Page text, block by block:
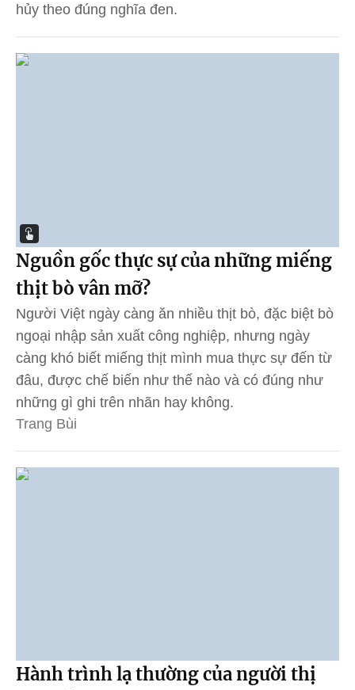
hủy theo đúng nghĩa đen.
Nguồn gốc thực sự của những miếng
thịt bò vân mỡ?
Người Việt ngày càng ăn nhiều thịt bò, đặc biệt bò
ngoại nhập sản xuất công nghiệp, nhưng ngày
càng khó biết miếng thịt mình mua thực sự đến từ
đâu, được chế biến như thế nào và có đúng như
những gì ghi trên nhãn hay không.
Trang Bùi
Hành trình lạ thường của người thị